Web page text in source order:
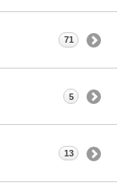
71
5
13